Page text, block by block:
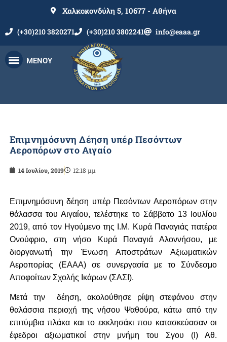
Χαλκοκονδύλη 5, 10677 - Αθήνα
(+30)210 3820271 (+30)210 3802241 info@eaaa.gr
ΜΕΝΟΥ
Επιμνημόσυνη Δέηση υπέρ Πεσόντων
Αεροπόρων στο Αιγαίο
14 Ιουλίου, 2019 12:18 μμ
Επιμνημόσυνη δέηση υπέρ Πεσόντων Αεροπόρων στην
θάλασσα του Αιγαίου, τελέστηκε το Σάββατο 13 Ιουλίου
2019, από τον Ηγούμενο της Ι.Μ. Κυρά Παναγιάς πατέρα
Ονούφριο, στη νήσο Κυρά Παναγιά Αλοννήσου, με
διοργανωτή την Ένωση Αποστράτων Αξιωματικών
Αεροπορίας (ΕΑΑΑ) σε συνεργασία με το Σύνδεσμο
Αποφοίτων Σχολής Ικάρων (ΣΑΣΙ).
Μετά την δέηση, ακολούθησε ρίψη στεφάνου στην
θαλάσσια περιοχή της νήσου Ψαθούρα, κάτω από την
επιτύμβια πλάκα και το εκκλησάκι που κατασκεύασαν οι
έφεδροι αξιωματικοί στην μνήμη του Σγου (Ι) Αθ.